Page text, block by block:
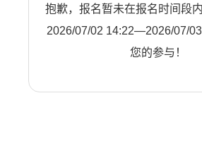
抱歉，报名暂未在报名时间段
2026/07/02 14:22—2026/07/
您的参与！